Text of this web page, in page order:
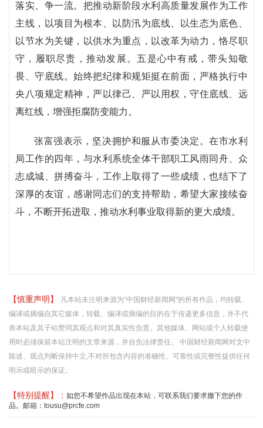
落实、争一流。把推动新阶段水利高质量发展作为工作
主线，以项目为根本、以防汛为底线、以生态为底色、
以节水为关键，以供水为重点，以改革为动力，恪尽职
守，履职尽责，推动发展。五是心中有戒，带头知敬
畏、守底线。始终把纪律和规矩挺在前面，严格执行中
央八项规定精神，严以律己、严以用权，守住底线、远
离红线，增强拒腐防变能力。
张富强表示，坚决拥护和服从市委决定。在市水利
局工作的四年，与水利系统全体干部职工风雨同舟、众
志成城、拼搏奋斗，工作上取得了一些成绩，也结下了
深厚的友谊，感谢同志们的支持帮助，希望大家接续奋
斗，不断开拓进取，推动水利事业取得新的更大成绩。
【慎重声明】
凡本站未注明来源为"中国财经新闻网"的所有作品，均转载、
编译或摘编自其它媒体，转载、编译或摘编的目的在于传递更多信息，并不代
表本站及其子站赞同其观点和对其真实性负责。其他媒体、网站或个人转载使
用时必须保留本站注明的文章来源，并自负法律责任。 中国财经新闻网对文中
陈述、观点判断保持中立,不对所包含内容的准确性、可靠性或完整性提供任何
明示或暗示的保证。
【特别提醒】： 如您不希望作品出现在本站，可联系我们要求撤下您的作
品。邮箱：tousu@prcfe.com